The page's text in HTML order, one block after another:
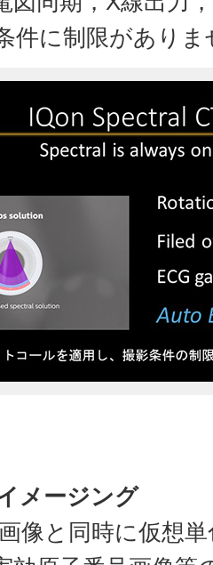
件に制限がありま
メージング
像と同時に仮想